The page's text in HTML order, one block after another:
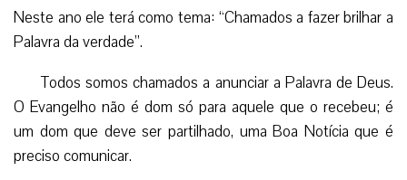
Neste ano ele terá como tema: “Chamados a fazer brilhar a
Palavra da verdade”.
Todos somos chamados a anunciar a Palavra de Deus.
O Evangelho não é dom só para aquele que o recebeu; é
um dom que deve ser partilhado, uma Boa Notícia que é
preciso comunicar.